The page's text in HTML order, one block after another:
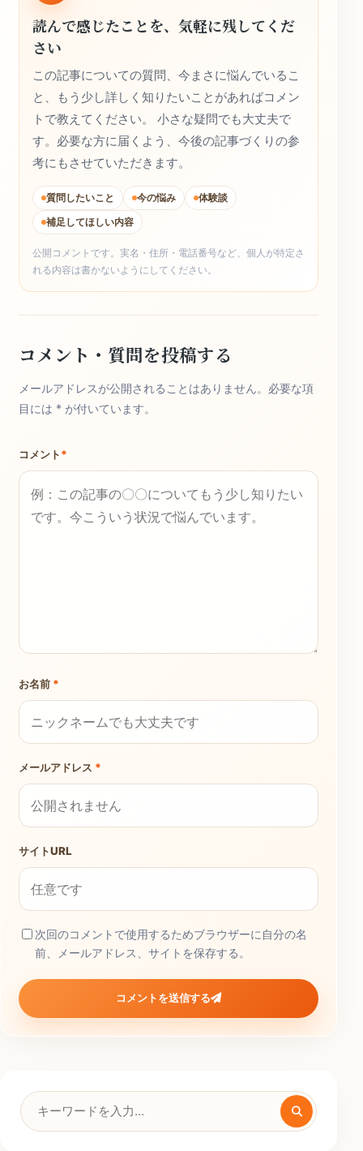
読んで感じたことを、気軽に残してくだ
さい
この記事についての質問、今まさに悩んでいるこ
と、もう少し詳しく知りたいことがあればコメン
トで教えてください。 小さな疑問でも大丈夫で
す。必要な方に届くよう、今後の記事づくりの参
考にもさせていただきます。
質問したいこと 今の悩み
体験談
補足してほしい内容
公開コメントです。実名・住所・電話番号など、個人が特定さ
れる内容は書かないようにしてください。
コメント・質問を投稿する
メールアドレスが公開されることはありません。必要な項
目には * が付いています。
コメント*
お名前 *
メールアドレス *
サイトURL
次回のコメントで使用するためブラウザーに自分の名
前、メールアドレス、サイトを保存する。
コメントを送信する
検
索